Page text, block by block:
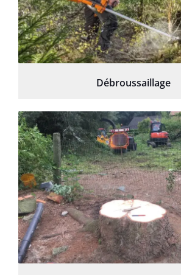
Débroussaillage